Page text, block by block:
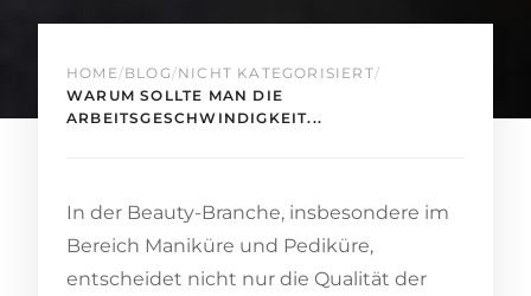
HOME/BLOG/NICHT KATEGORISIERT/
WARUM SOLLTE MAN DIE
ARBEITSGESCHWINDIGKEIT...
In der Beauty-Branche, insbesondere im
Bereich Maniküre und Pediküre,
entscheidet nicht nur die Qualität der